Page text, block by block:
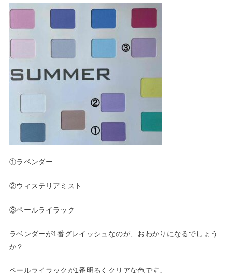
①ラベンダー
②ウィステリアミスト
③ペールライラック
ラベンダーが1番グレイッシュなのが、おわかりになるでしょう
か ？
ペールライラックが1番明るくクリアな色です。